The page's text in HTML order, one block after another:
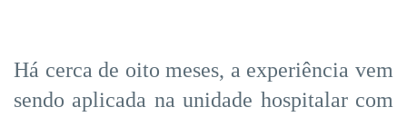
Há cerca de oito meses, a experiência vem
sendo aplicada na unidade hospitalar com